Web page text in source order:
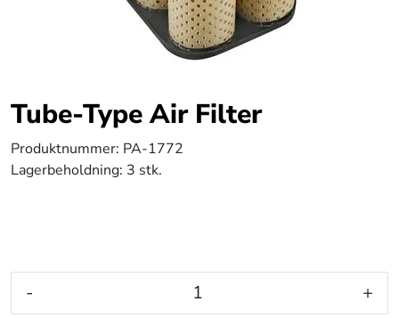
Tube-Type Air Filter
Produktnummer: PA-1772
Lagerbeholdning: 3 stk.
- +